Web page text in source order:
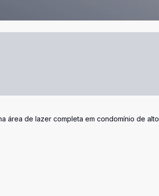
área de lazer completa em condomínio de alto